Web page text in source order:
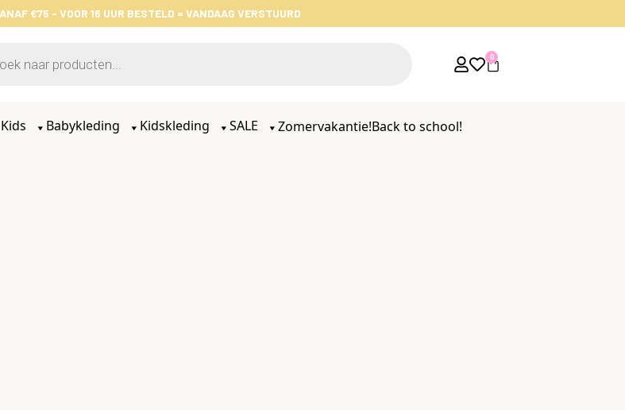
€75 - VOOR 16 UUR BESTELD = VANDAAG VERSTUURD
0
Kids Babykleding Kidskleding SALE Zomervakantie!Back to school!